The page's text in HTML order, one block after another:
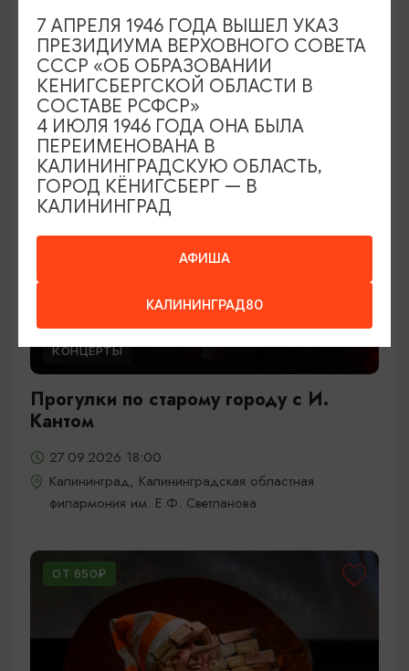
В джазе только девушки
27.09.2026 17:00
Светлогорск, Театр эстрады «Янтарь-холл»
ОТ 900₽
КОНЦЕРТЫ
Прогулки по старому городу с И.
Кантом
27.09.2026 18:00
Калининград, Калининградская областная
филармония им. Е.Ф. Светланова
ОТ 650₽
АФИША
КАЛИНИНГРАД80
7 АПРЕЛЯ 1946 ГОДА ВЫШЕЛ УКАЗ
ПРЕЗИДИУМА ВЕРХОВНОГО СОВЕТА
СССР «ОБ ОБРАЗОВАНИИ
КЕНИГСБЕРГСКОЙ ОБЛАСТИ В
СОСТАВЕ РСФСР»
4 ИЮЛЯ 1946 ГОДА ОНА БЫЛА
ПЕРЕИМЕНОВАНА В
КАЛИНИНГРАДСКУЮ ОБЛАСТЬ,
ГОРОД КЁНИГСБЕРГ — В
КАЛИНИНГРАД